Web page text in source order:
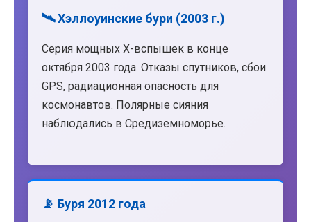
🛰️ Хэллоуинские бури (2003 г.)
Серия мощных X-вспышек в конце
октября 2003 года. Отказы спутников, сбои
GPS, радиационная опасность для
космонавтов. Полярные сияния
наблюдались в Средиземноморье.
📡 Буря 2012 года